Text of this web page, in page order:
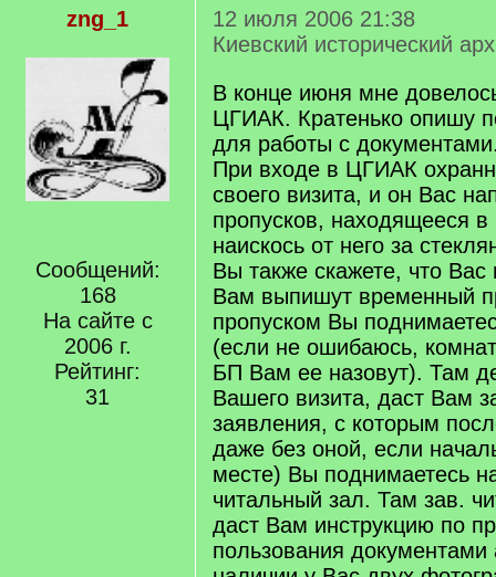
zng_1
Сообщений:
168
На сайте с
2006 г.
Рейтинг:
31
12 июля 2006 21:38
Киевский исторический
В конце июня мне
ЦГИАК. Кратенько опишу
для работы с
При входе в ЦГИАК
своего визита, и он Вас
пропусков, находящееся
наискось от него за
Вы также скажете, что Вас
Вам выпишут временный
пропуском Вы
(если не ошибаюсь,
БП Вам ее назовут). Там
Вашего визита, даст Вам
заявления, с которым
даже без оной, если
месте) Вы поднимаетесь
читальный зал. Там зав.
даст Вам инструкцию по
пользования документами